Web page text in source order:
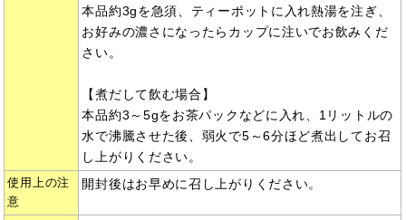
本品約3gを急須、ティーポットに入れ熱湯を注ぎ、
お好みの濃さになったらカップに注いでお飲みくだ
さい。
【煮だして飲む場合】
本品約3～5gをお茶パックなどに入れ、1リットルの
水で沸騰させた後、弱火で5～6分ほど煮出してお召
し上がりください。
使用上の注
意
開封後はお早めに召し上がりください。